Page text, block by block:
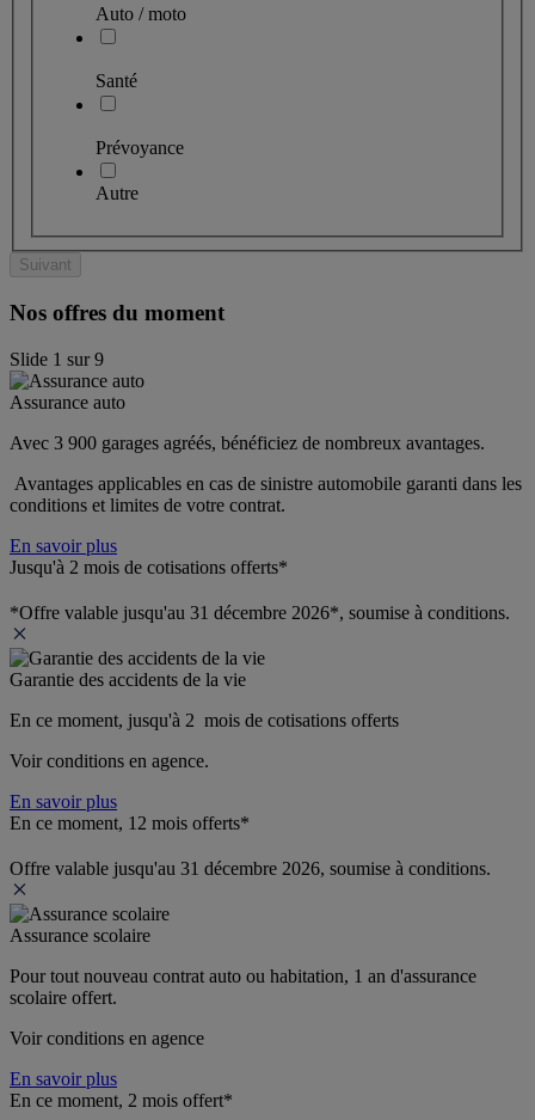
Auto / moto
Santé
Prévoyance
Autre
Suivant
Nos offres du moment
Slide 1 sur9
Assurance auto
Avec 3 900 garages agréés, bénéficiez de nombreux avantages.
Avantages applicables en cas de sinistre automobile garanti dans les
conditions et limites de votre contrat.
En savoir plus
Jusqu'à 2 mois de cotisations offerts*
*Offre valable jusqu'au 31 décembre 2026*, soumise à conditions.
Garantie des accidents de la vie
En ce moment, jusqu'à 2  mois de cotisations offerts
Voir conditions en agence.
En savoir plus
En ce moment, 12 mois offerts*
Offre valable jusqu'au 31 décembre 2026, soumise à conditions.
Assurance scolaire
Pour tout nouveau contrat auto ou habitation, 1 an d'assurance
scolaire offert.
Voir conditions en agence
En savoir plus
En ce moment, 2 mois offert*